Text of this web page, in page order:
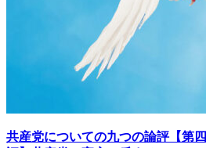
共産党についての九つの論評【第四